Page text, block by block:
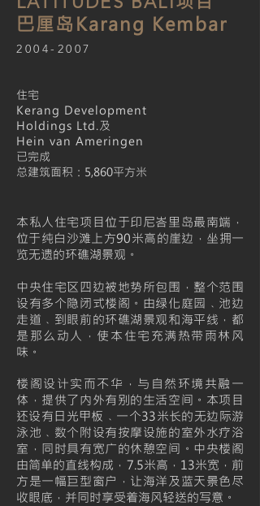
巴厘岛Karang Kembar
2004-2007
住宅
Kerang Development
Holdings Ltd.及
Hein van Ameringen
已完成
总建筑面积：5,860平方米
本私人住宅项目位于印尼峇里岛最南端，
位于纯白沙滩上方90米高的崖边，坐拥一
览无遗的环礁湖景观。
中央住宅区四边被地势所包围，整个范围
设有多个隐闭式楼阁。由绿化庭园﹑池边
走道﹑到眼前的环礁湖景观和海平线，都
是那么动人，使本住宅充满热带雨林风
味。
楼阁设计实而不华，与自然环境共融一
体，提供了内外有别的生活空间。本项目
还设有日光甲板﹑一个33米长的无边际游
泳池﹑数个附设有按摩设施的室外水疗浴
室，同时具有宽广的休憩空间。中央楼阁
由简单的直线构成，7.5米高，13米宽，前
方是一幅巨型窗户，让海洋及蓝天景色尽
收眼底，并同时享受着海风轻送的写意。